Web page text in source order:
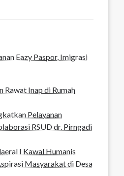
Eazy Paspor, Imigrasi
Rawat Inap di Rumah
Pelayanan
RSUD dr. Pirngadi
I Kawal Humanis
Masyarakat di Desa